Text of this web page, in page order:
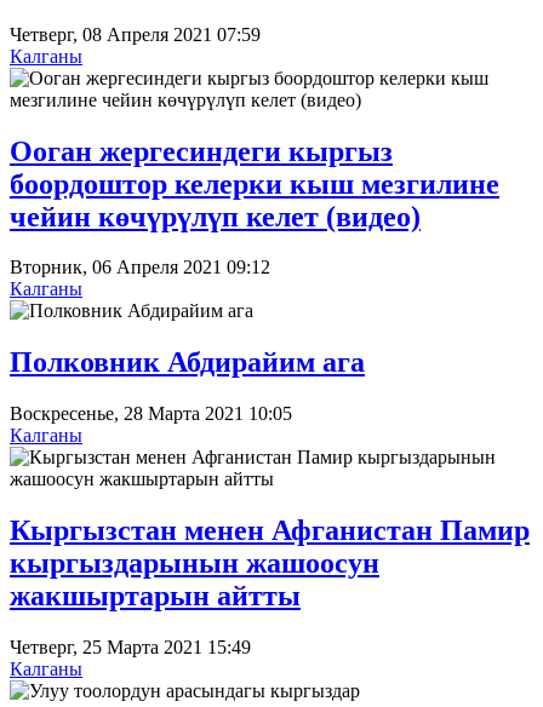
Четверг, 08 Апреля 2021 07:59
Калганы
Ооган жергесиндеги кыргыз
боордоштор келерки кыш мезгилине
чейин көчүрүлүп келет (видео)
Вторник, 06 Апреля 2021 09:12
Калганы
Полковник Абдирайим ага
Воскресенье, 28 Марта 2021 10:05
Калганы
Кыргызстан менен Афганистан Памир
кыргыздарынын жашоосун
жакшыртарын айтты
Четверг, 25 Марта 2021 15:49
Калганы